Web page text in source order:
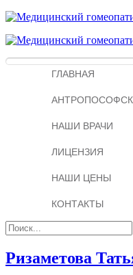
ГЛАВНАЯ
НАШИ ВРАЧИ
ЛИЦЕНЗИЯ
НАШИ ЦЕНЫ
КОНТАКТЫ
Ризаметова